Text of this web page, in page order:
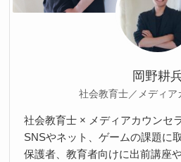
岡野耕
社会教育士／メディア
社会教育士 × メディアカウンセ
SNSやネット、ゲームの課題に
保護者、教育者向けに出前講座